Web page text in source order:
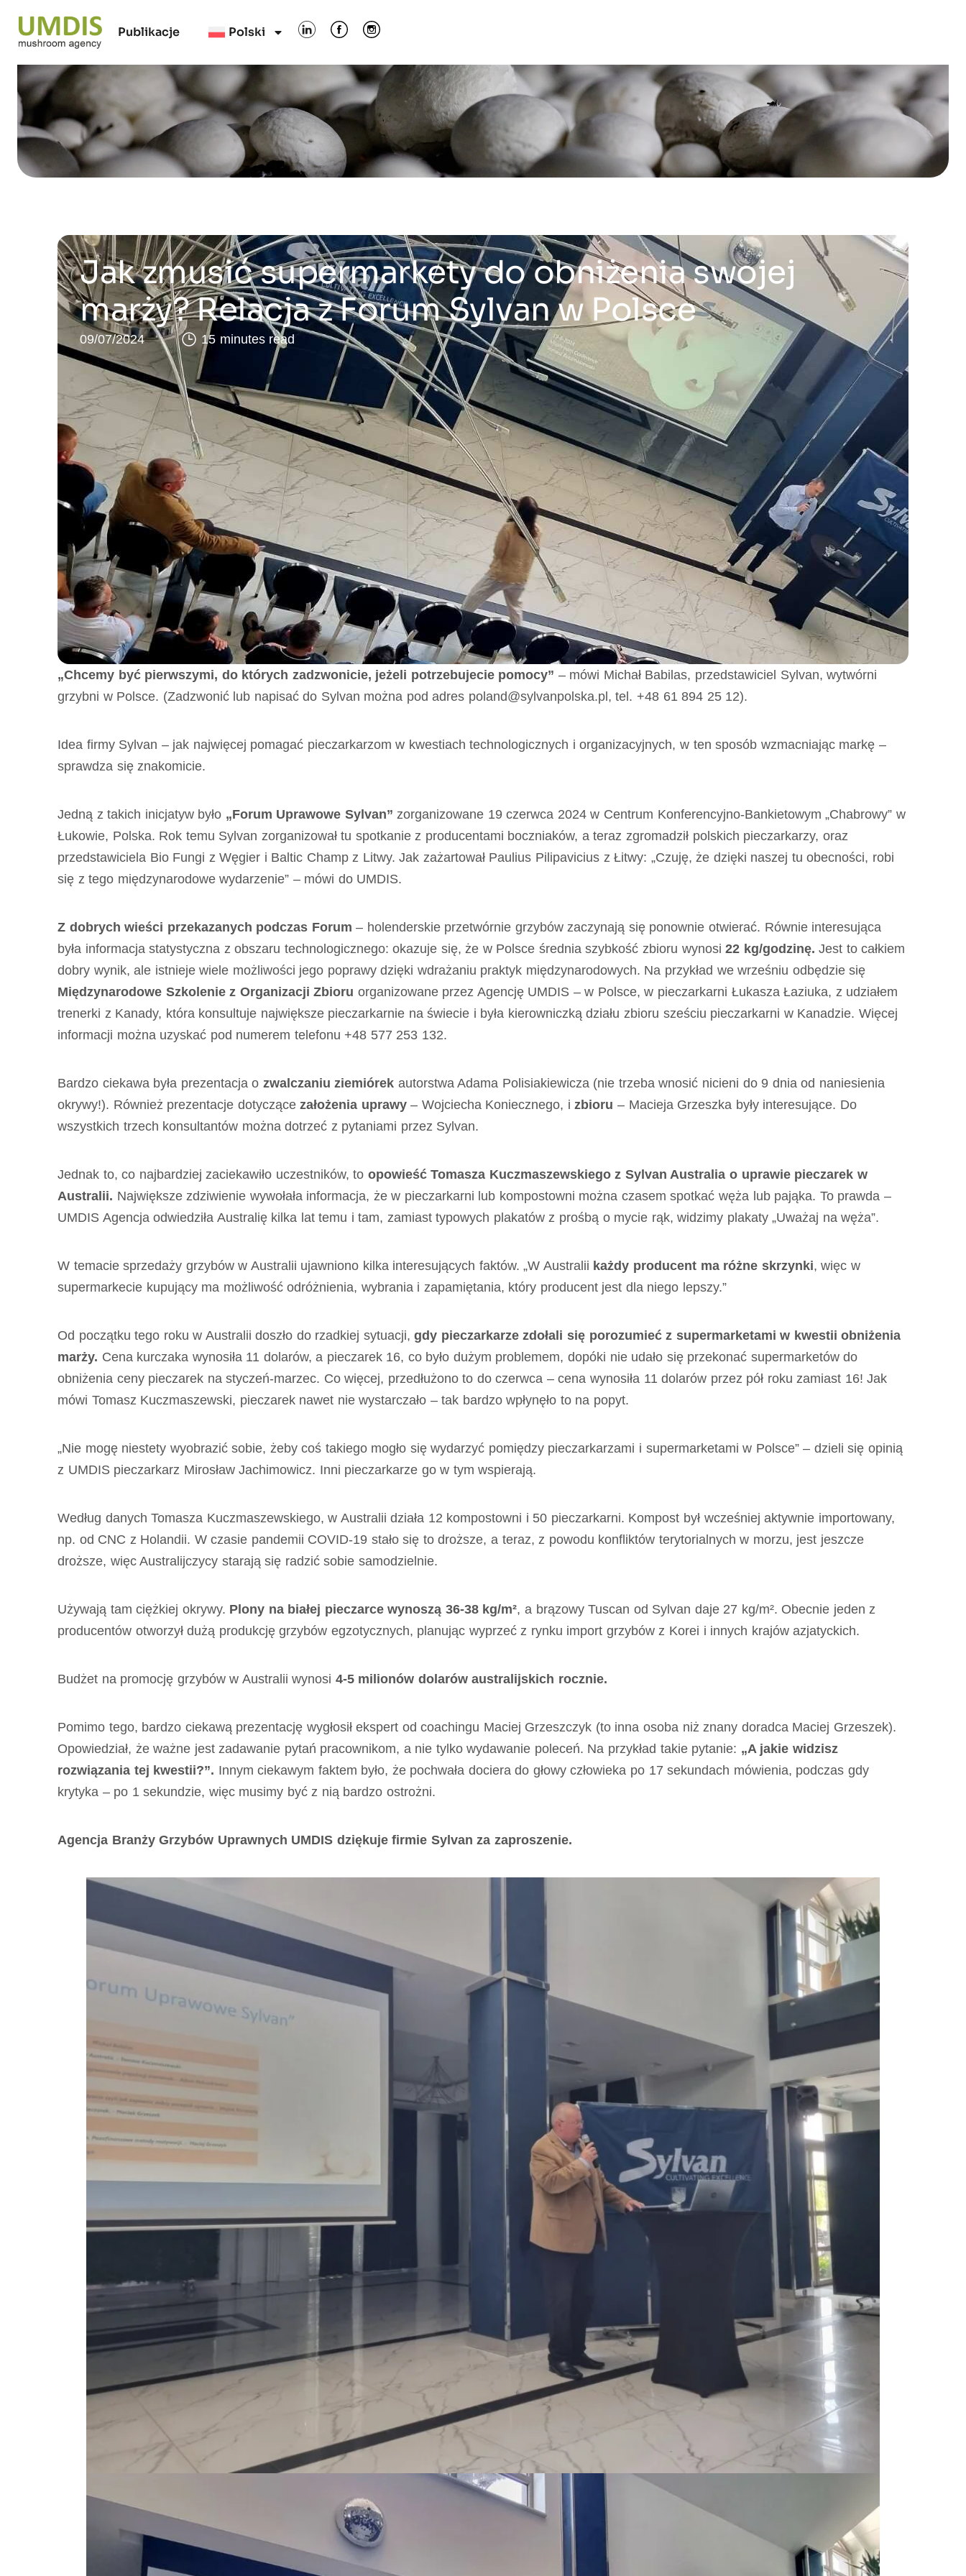
Publikacje Polski
Jak zmusić supermarkety do obniżenia swojej
marży? Relacja z Forum Sylvan w Polsce
09/07/2024 15 minutes read
„Chcemy być pierwszymi, do których zadzwonicie, jeżeli potrzebujecie pomocy” – mówi Michał Babilas, przedstawiciel Sylvan, wytwórni
grzybni w Polsce. (Zadzwonić lub napisać do Sylvan można pod adres poland@sylvanpolska.pl , tel. +48 61 894 25 12).
Idea firmy Sylvan – jak najwięcej pomagać pieczarkarzom w kwestiach technologicznych i organizacyjnych, w ten sposób wzmacniając markę –
sprawdza się znakomicie.
Jedną z takich inicjatyw było „Forum Uprawowe Sylvan”zorganizowane 19 czerwca 2024 w Centrum Konferencyjno-Bankietowym „Chabrowy” w
Łukowie, Polska. Rok temu Sylvan zorganizował tu spotkanie z producentami boczniaków, a teraz zgromadził polskich pieczarkarzy, oraz
przedstawiciela Bio Fungi z Węgier i Baltic Champ z Litwy. Jak zażartował Paulius Pilipavicius z Łitwy: „Czuję, że dzięki naszej tu obecności, robi
się z tego międzynarodowe wydarzenie” – mówi do UMDIS.
Z dobrych wieści przekazanych podczas Forum – holenderskie przetwórnie grzybów zaczynają się ponownie otwierać. Równie interesująca
była informacja statystyczna z obszaru technologicznego: okazuje się, że w Polsce średnia szybkość zbioru wynosi22 kg/godzinę.Jest to całkiem
dobry wynik, ale istnieje wiele możliwości jego poprawy dzięki wdrażaniu praktyk międzynarodowych. Na przykład we wrześniu odbędzie się
Międzynarodowe Szkolenie z Organizacji Zbioru organizowane przez Agencję UMDIS – w Polsce, w pieczarkarni Łukasza Łaziuka, z udziałem
trenerki z Kanady, która konsultuje największe pieczarkarnie na świecie i była kierowniczką działu zbioru sześciu pieczarkarni w Kanadzie. Więcej
informacji można uzyskać pod numerem telefonu +48 577 253 132.
Bardzo ciekawa była prezentacja o zwalczaniu ziemiórek autorstwa Adama Polisiakiewicza (nie trzeba wnosić nicieni do 9 dnia od naniesienia
okrywy!). Również prezentacje dotyczącezałożenia uprawy– Wojciecha Koniecznego, izbioru – Macieja Grzeszka były interesujące. Do
wszystkich trzech konsultantów można dotrzeć z pytaniami przez Sylvan.
Jednak to, co najbardziej zaciekawiło uczestników, to opowieść Tomasza Kuczmaszewskiego z Sylvan Australia o uprawie pieczarek w
Australii. Największe zdziwienie wywołała informacja, że w pieczarkarni lub kompostowni można czasem spotkać węża lub pająka. To prawda –
UMDIS Agencja odwiedziła Australię kilka lat temu i tam, zamiast typowych plakatów z prośbą o mycie rąk, widzimy plakaty „Uważaj na węża”.
W temacie sprzedaży grzybów w Australii ujawniono kilka interesujących faktów. „W Australii każdy producent ma różne skrzynki, więc w
supermarkecie kupujący ma możliwość odróżnienia, wybrania i zapamiętania, który producent jest dla niego lepszy.”
Od początku tego roku w Australii doszło do rzadkiej sytuacji, gdy pieczarkarze zdołali się porozumieć z supermarketami w kwestii obniżenia
marży. Cena kurczaka wynosiła 11 dolarów, a pieczarek 16, co było dużym problemem, dopóki nie udało się przekonać supermarketów do
obniżenia ceny pieczarek na styczeń-marzec. Co więcej, przedłużono to do czerwca – cena wynosiła 11 dolarów przez pół roku zamiast 16! Jak
mówi Tomasz Kuczmaszewski, pieczarek nawet nie wystarczało – tak bardzo wpłynęło to na popyt.
„Nie mogę niestety wyobrazić sobie, żeby coś takiego mogło się wydarzyć pomiędzy pieczarkarzami i supermarketami w Polsce” – dzieli się opinią
z UMDIS pieczarkarz Mirosław Jachimowicz. Inni pieczarkarze go w tym wspierają.
Według danych Tomasza Kuczmaszewskiego, w Australii działa 12 kompostowni i 50 pieczarkarni. Kompost był wcześniej aktywnie importowany,
np. od CNC z Holandii. W czasie pandemii COVID-19 stało się to droższe, a teraz, z powodu konfliktów terytorialnych w morzu, jest jeszcze
droższe, więc Australijczycy starają się radzić sobie samodzielnie.
Używają tam ciężkiej okrywy. Plony na białej pieczarce wynoszą 36-38 kg/m², a brązowy Tuscan od Sylvan daje 27 kg/m². Obecnie jeden z
producentów otworzył dużą produkcję grzybów egzotycznych, planując wyprzeć z rynku import grzybów z Korei i innych krajów azjatyckich.
Budżet na promocję grzybów w Australii wynosi 4-5 milionów dolarów australijskich rocznie.
Pomimo tego, bardzo ciekawą prezentację wygłosił ekspert od coachingu Maciej Grzeszczyk (to inna osoba niż znany doradca Maciej Grzeszek).
Opowiedział, że ważne jest zadawanie pytań pracownikom, a nie tylko wydawanie poleceń. Na przykład takie pytanie: „A jakie widzisz
rozwiązania tej kwestii?”. Innym ciekawym faktem było, że pochwała dociera do głowy człowieka po 17 sekundach mówienia, podczas gdy
krytyka – po 1 sekundzie, więc musimy być z nią bardzo ostrożni.
Agencja Branży Grzybów Uprawnych UMDIS dziękuje firmie Sylvan za zaproszenie.